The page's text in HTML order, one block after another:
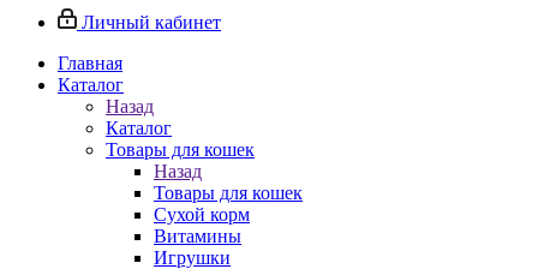
Личный кабинет
Главная
Каталог
Назад
Каталог
Товары для кошек
Назад
Товары для кошек
Cухой корм
Витамины
Игрушки